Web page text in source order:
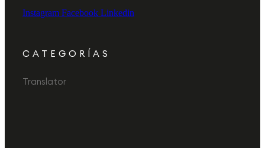
Instagram Facebook Linkedin
CATEGORÍAS
Translator